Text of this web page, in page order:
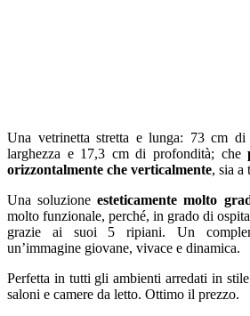
Una vetrinetta stretta e lunga: 73 cm
larghezza e 17,3 cm di profondità; che
orizzontalmente che verticalmente, sia a
Una soluzioneesteticamente molto
molto funzionale, perché, in grado di
grazie ai suoi 5 ripiani. Un
un’immagine giovane, vivace e dinamica.
Perfetta in tutti gli ambienti arredati in
saloni e camere da letto. Ottimo il prezzo.